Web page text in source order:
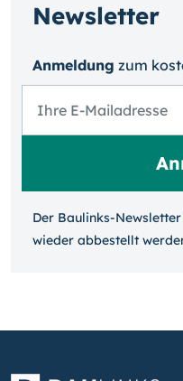
Newsletter
Anmeldung zum
Der Baulinks-
wieder ab­bestellt